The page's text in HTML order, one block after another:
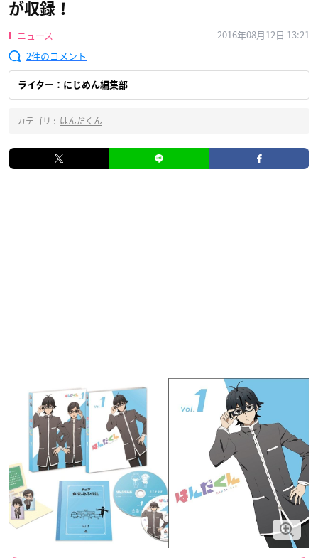
が収録！
ニュース
2016年08月12日 13:21
2
ライター：にじめん編集部
カテゴリ : はんだくん